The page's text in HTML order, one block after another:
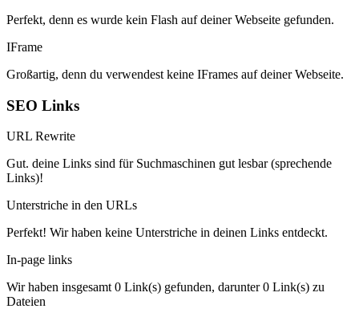
Perfekt, denn es wurde kein Flash auf deiner Webseite gefunden.
IFrame
Großartig, denn du verwendest keine IFrames auf deiner Webseite.
SEO Links
URL Rewrite
Gut. deine Links sind für Suchmaschinen gut lesbar (sprechende
Links)!
Unterstriche in den URLs
Perfekt! Wir haben keine Unterstriche in deinen Links entdeckt.
In-page links
Wir haben insgesamt 0 Link(s) gefunden, darunter 0 Link(s) zu
Dateien